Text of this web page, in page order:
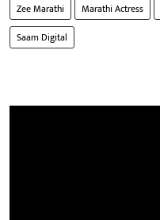
Zee Marathi
Marathi Actress
Saam Digital